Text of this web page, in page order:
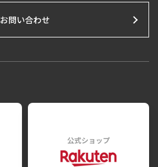
お問い合わせ
公式ショップ